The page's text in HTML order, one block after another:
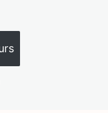
PRATIQUE
DE